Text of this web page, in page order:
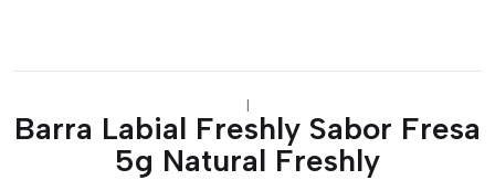
|
Barra Labial Freshly Sabor Fresa
5g Natural Freshly